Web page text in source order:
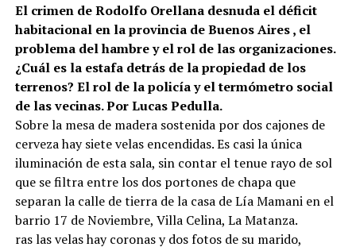
El crimen de Rodolfo Orellana desnuda el déficit
habitacional en la provincia de Buenos Aires , el
problema del hambre y el rol de las organizaciones.
¿Cuál es la estafa detrás de la propiedad de los
terrenos? El rol de la policía y el termómetro social
de las vecinas. Por Lucas Pedulla.
Sobre la mesa de madera sostenida por dos cajones de
cerveza hay siete velas encendidas. Es casi la única
iluminación de esta sala, sin contar el tenue rayo de sol
que se filtra entre los dos portones de chapa que
separan la calle de tierra de la casa de Lía Mamani en el
barrio 17 de Noviembre, Villa Celina, La Matanza.
ras las velas hay coronas y dos fotos de su marido,